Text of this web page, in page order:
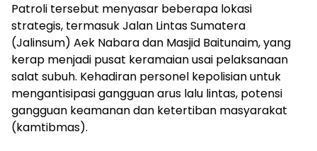
Patroli tersebut menyasar beberapa lokasi
strategis, termasuk Jalan Lintas Sumatera
(Jalinsum) Aek Nabara dan Masjid Baitunaim, yang
kerap menjadi pusat keramaian usai pelaksanaan
salat subuh. Kehadiran personel kepolisian untuk
mengantisipasi gangguan arus lalu lintas, potensi
gangguan keamanan dan ketertiban masyarakat
(kamtibmas).